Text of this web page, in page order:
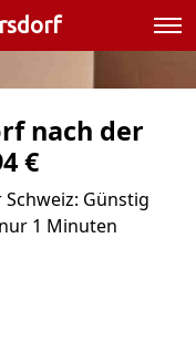
nach der
€
Günstig
1 Minuten